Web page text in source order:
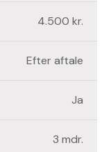
4.500 kr.
Efter aftale
Ja
3 mdr.